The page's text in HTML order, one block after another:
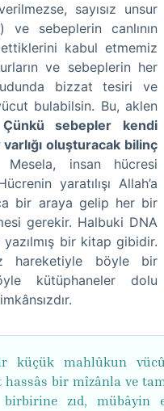
sayısız unsur
sebeplerin canlının
ettiklerini kabul etmemiz
ve sebeplerin her
bizzat tesiri ve
bulabilsin. Bu, aklen
Çünkü sebepler kendi
oluşturacak bilinç
Mesela, insan hücresi
yaratılışı Allah’a
bir araya gelip her bir
gerekir. Halbuki DNA
bir kitap gibidir.
hareketiyle böyle bir
kütüphaneler dolu
küçük mahlûkun
bir mîzânla ve
zıd, mübâyin